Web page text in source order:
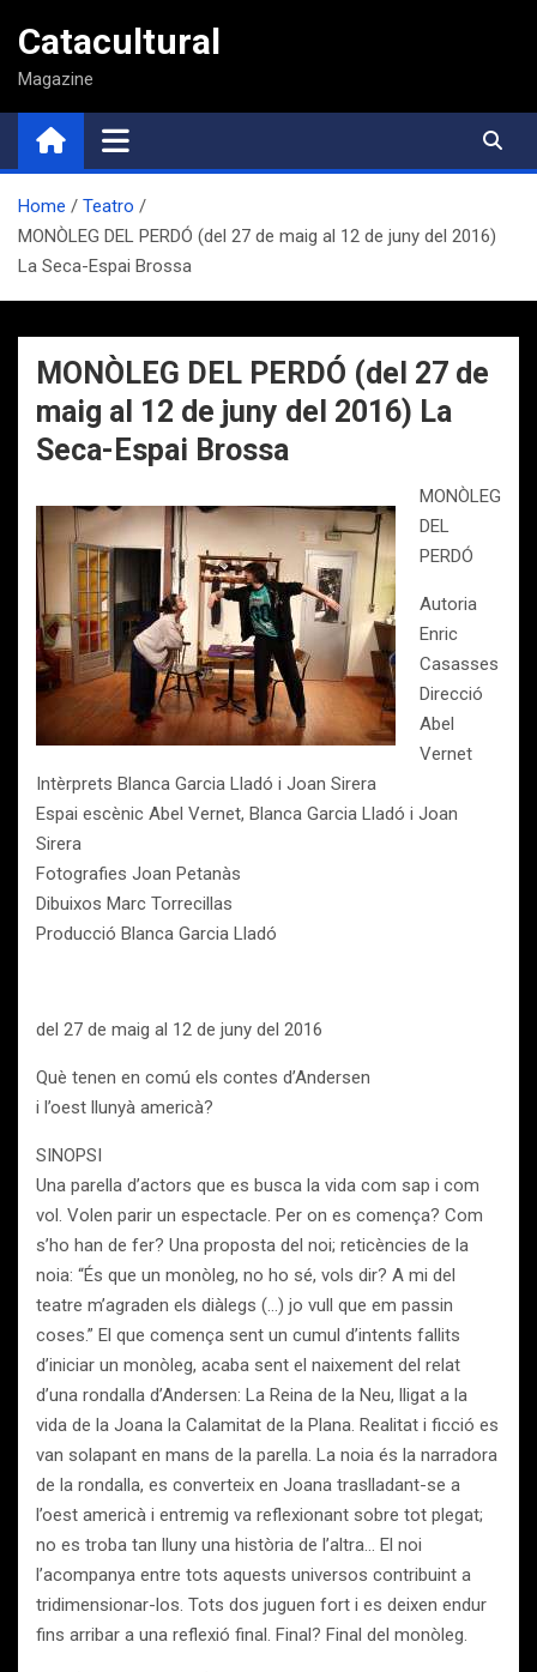
contenido
Catacultural
Magazine
Home
Teatro
MONÒLEG DEL PERDÓ (del 27 de maig al 12 de juny del 2016)
La Seca-Espai Brossa
MONÒLEG DEL PERDÓ (del 27 de
maig al 12 de juny del 2016) La
Seca-Espai Brossa
MONÒLEG
DEL
PERDÓ
Autoria
Enric
Casasses
Direcció
Abel
Vernet
Intèrprets Blanca Garcia Lladó i Joan Sirera
Espai escènic Abel Vernet, Blanca Garcia Lladó i Joan
Sirera
Fotografies Joan Petanàs
Dibuixos Marc Torrecillas
Producció Blanca Garcia Lladó
del 27 de maig al 12 de juny del 2016
Què tenen en comú els contes d’Andersen
i l’oest llunyà americà?
SINOPSI
Una parella d’actors que es busca la vida com sap i com
vol. Volen parir un espectacle. Per on es comença? Com
s’ho han de fer? Una proposta del noi; reticències de la
noia: “És que un monòleg, no ho sé, vols dir? A mi del
teatre m’agraden els diàlegs (…) jo vull que em passin
coses.” El que comença sent un cumul d’intents fallits
d’iniciar un monòleg, acaba sent el naixement del relat
d’una rondalla d’Andersen: La Reina de la Neu, lligat a la
vida de la Joana la Calamitat de la Plana. Realitat i ficció es
van solapant en mans de la parella. La noia és la narradora
de la rondalla, es converteix en Joana traslladant-se a
l’oest americà i entremig va reflexionant sobre tot plegat;
no es troba tan lluny una història de l’altra… El noi
l’acompanya entre tots aquests universos contribuint a
tridimensionar-los. Tots dos juguen fort i es deixen endur
fins arribar a una reflexió final. Final? Final del monòleg.